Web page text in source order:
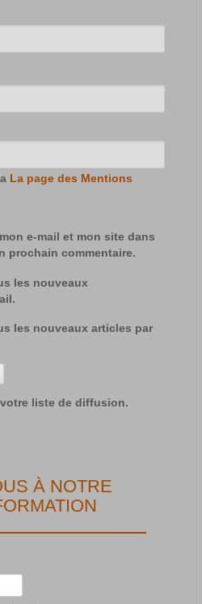
La page des Mentions
e-mail et mon site dans
prochain commentaire.
les nouveaux
les nouveaux articles par
liste de diffusion.
À NOTRE